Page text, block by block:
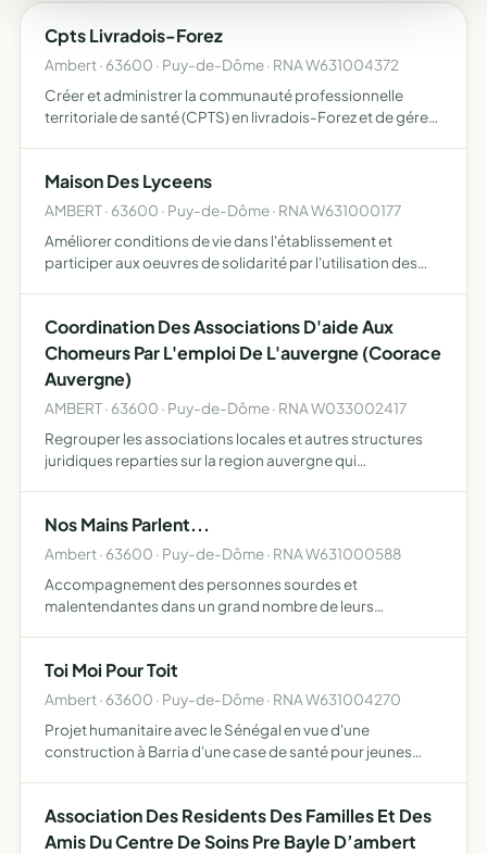
Cpts Livradois-Forez
Ambert · 63600 · Puy-de-Dôme · RNA W631004372
Créer et administrer la communauté professionnelle
territoriale de santé (CPTS) en livradois-Forez et de gérer
Maison Des Lyceens
AMBERT · 63600 · Puy-de-Dôme · RNA W631000177
Améliorer conditions de vie dans l'établissement et
participer aux oeuvres de solidarité par l'utilisation des
Coordination Des Associations D'aide Aux
Chomeurs Par L'emploi De L'auvergne (Coorace
Auvergne)
AMBERT · 63600 · Puy-de-Dôme · RNA W033002417
Regrouper les associations locales et autres structures
juridiques reparties sur la region auvergne qui
Nos Mains Parlent...
Ambert · 63600 · Puy-de-Dôme · RNA W631000588
Accompagnement des personnes sourdes et
malentendantes dans un grand nombre de leurs
française)
Toi Moi Pour Toit
Ambert · 63600 · Puy-de-Dôme · RNA W631004270
Projet humanitaire avec le Sénégal en vue d'une
construction à Barria d'une case de santé pour jeunes
Association Des Residents Des Familles Et Des
Amis Du Centre De Soins Pre Bayle D’ambert